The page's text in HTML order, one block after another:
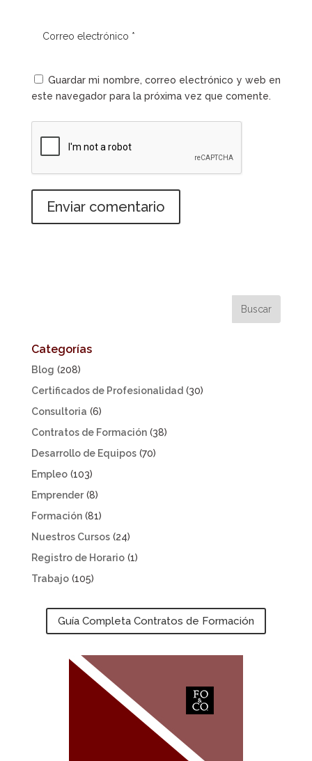
Guardar mi nombre, correo electrónico y web en
este navegador para la próxima vez que comente.
Categorías
Blog (208)
Certificados de Profesionalidad (30)
Consultoria (6)
Contratos de Formación(38)
Desarrollo de Equipos(70)
Empleo(103)
Emprender(8)
Formación(81)
Nuestros Cursos(24)
Registro de Horario(1)
Trabajo(105)
Guía Completa Contratos de Formación